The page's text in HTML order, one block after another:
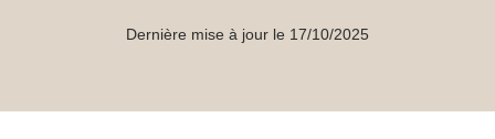
Dernière mise à jour le 17/10/2025